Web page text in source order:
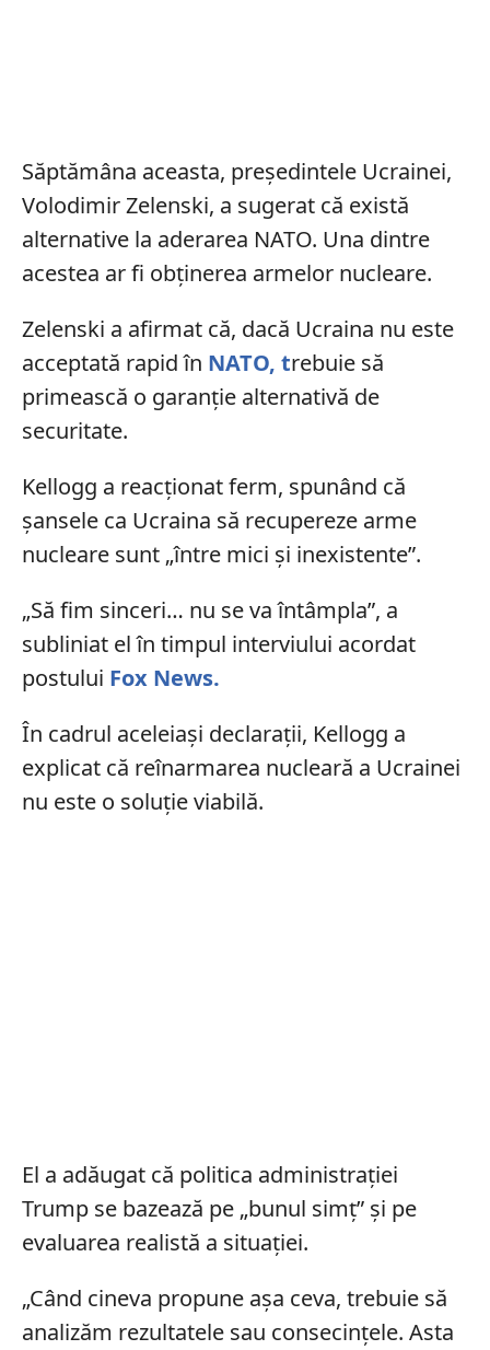
Săptămâna aceasta, președintele Ucrainei,
Volodimir Zelenski, a sugerat că există
alternative la aderarea NATO. Una dintre
acestea ar fi obținerea armelor nucleare.
Zelenski a afirmat că, dacă Ucraina nu este
acceptată rapid în NATO, trebuie să
primească o garanție alternativă de
securitate.
Kellogg a reacționat ferm, spunând că
șansele ca Ucraina să recupereze arme
nucleare sunt „între mici și inexistente”.
„Să fim sinceri… nu se va întâmpla”, a
subliniat el în timpul interviului acordat
postului Fox News.
În cadrul aceleiași declarații, Kellogg a
explicat că reînarmarea nucleară a Ucrainei
nu este o soluție viabilă.
El a adăugat că politica administrației
Trump se bazează pe „bunul simț” și pe
evaluarea realistă a situației.
„Când cineva propune așa ceva, trebuie să
analizăm rezultatele sau consecințele. Asta